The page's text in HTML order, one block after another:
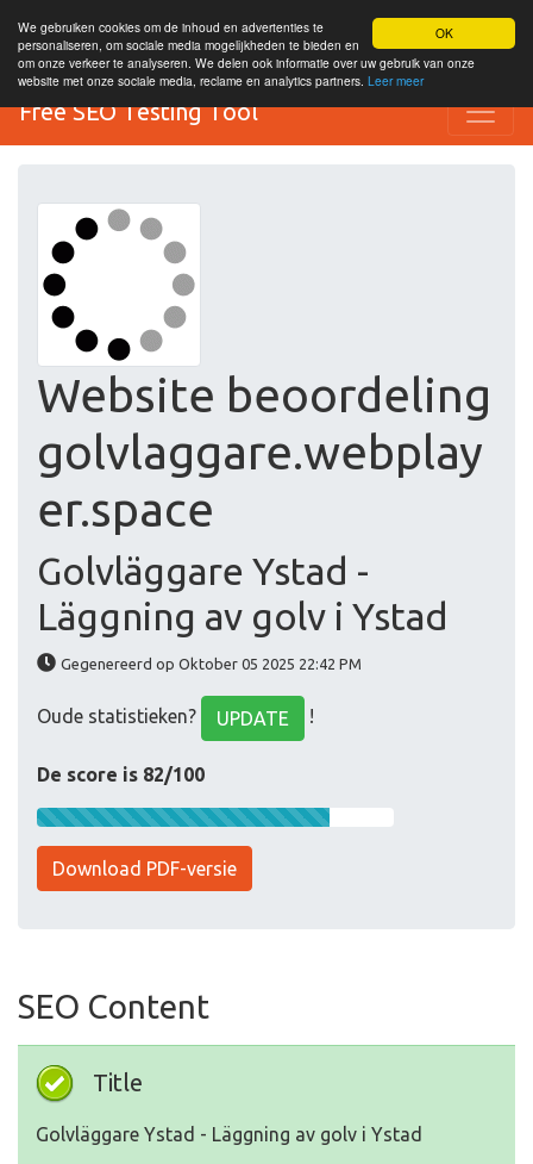
OK
We gebruiken cookies om de inhoud en advertenties te
personaliseren, om sociale media mogelijkheden te bieden en
om onze verkeer te analyseren. We delen ook informatie over uw gebruik van onze
website met onze sociale media, reclame en analytics partners. Leer meer
Free SEO Testing Tool
Website beoordeling
golvlaggare.webplay
er.space
Golvläggare Ystad -
Läggning av golv i Ystad
Gegenereerd op Oktober 05 2025 22:42 PM
Oude statistieken? UPDATE !
De score is 82/100
Download PDF-versie
SEO Content
Title
Golvläggare Ystad - Läggning av golv i Ystad